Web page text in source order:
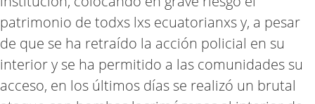
patrimonio de todxs lxs ecuatorianxs y, a pesar
de que se ha retraído la acción policial en su
interior y se ha permitido a las comunidades su
acceso, en los últimos días se realizó un brutal